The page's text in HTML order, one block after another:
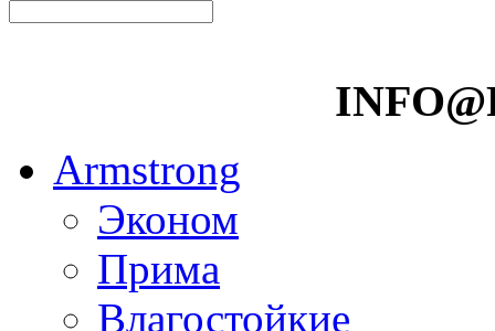
Armstrong
Эконом
Прима
Влагостойкие